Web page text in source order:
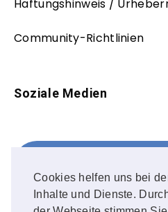
Cookies helfen uns bei
Inhalte und Dienste.
Haftungshinweis /
Community-Richtlinien
Soziale Medien
FOLLOW ME!